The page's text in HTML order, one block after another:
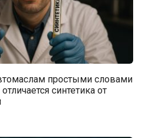
простыми словами
синтетика от